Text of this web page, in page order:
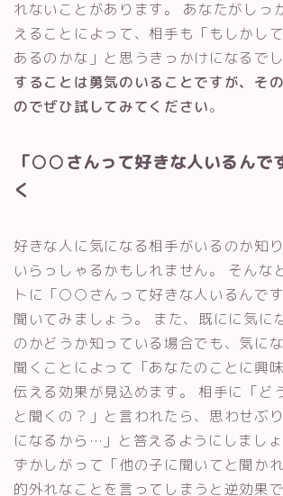
れないことがあります。 あなたがしっ
えることによって、相手も「もしかし
あるのかな」と思うきっかけになるで
することは勇気のいることですが、そ
のでぜひ試してみてください。
「○○さんって好きな人いるんで
く
好きな人に気になる相手がいるのか知
いらっしゃるかもしれません。 そんな
トに「○○さんって好きな人いるんで
聞いてみましょう。 また、既にに気に
のかどうか知っている場合でも、気に
聞くことによって「あなたのことに興
伝える効果が見込めます。 相手に「ど
と聞くの？」と言われたら、思わせぶ
になるから…」と答えるようにしまし
ずかしがって「他の子に聞いてと聞か
的外れなことを言ってしまうと逆効果